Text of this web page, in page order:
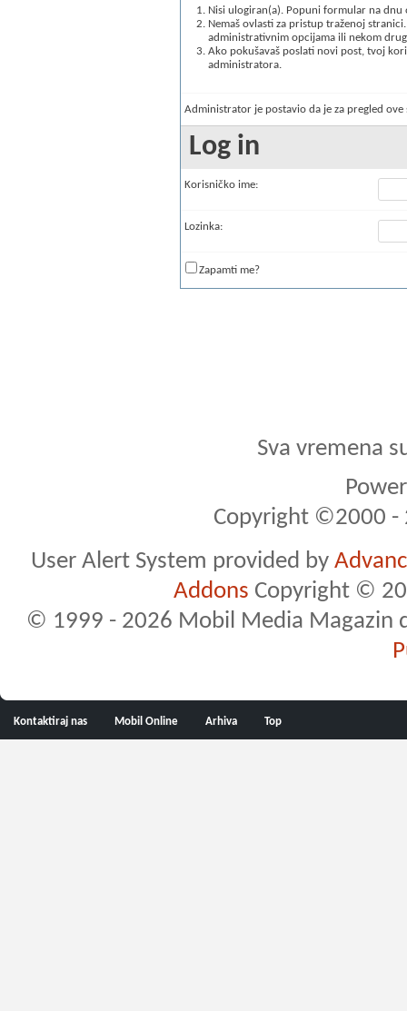
Nisi ulogiran(a). Popuni formular na
Nemaš ovlasti za pristup traženoj
administrativnim opcijama ili nekom
Ako pokušavaš poslati novi post, tvoj
administratora.
Administrator je postavio da je za pregled
Log in
Korisničko ime:
Lozinka:
Zapamti me?
Sva vremena
Copyright ©2000 -
User Alert System provided by
Addons Copyright ©
© 1999 - 2026 Mobil Media Magazin
Kontaktiraj nas Mobil Online Arhiva Top